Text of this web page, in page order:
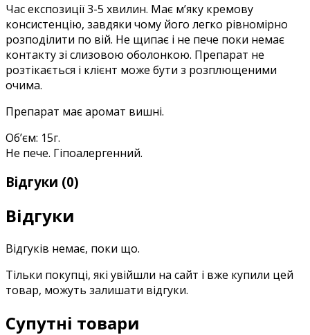
Час експозиції 3-5 хвилин. Має м’яку кремову
консистенцію, завдяки чому його легко рівномірно
розподілити по вій. Не щипає і не пече поки немає
контакту зі слизовою оболонкою. Препарат не
розтікається і клієнт може бути з розплющеними
очима.
Препарат має аромат вишні.
Об’єм: 15г.
Не пече. Гіпоалергенний.
Відгуки (0)
Відгуки
Відгуків немає, поки що.
Тільки покупці, які увійшли на сайт і вже купили цей
товар, можуть залишати відгуки.
Супутні товари